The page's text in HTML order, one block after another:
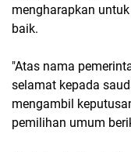
mengharapkan
baik.
"Atas nama
selamat kepada
mengambil
pemilihan umum